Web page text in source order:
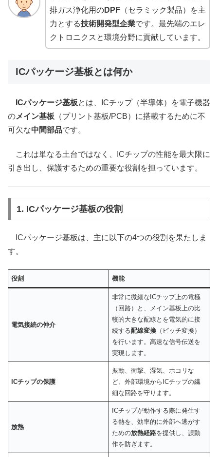
排ガス浄化用のDPF（セラミック製品）を主
力とする技術開発型企業です。最先端のエレ
クトロニクスと環境分野に貢献しています。
ICパッケージ基板とは何か
ICパッケージ基板とは、ICチップ（半導体）を電子機器
のメイン基板 （プリント基板/PCB）に搭載するために不
可欠な中間部品です。
これは単なる土台ではなく、ICチップの性能を最大限に
引き出し、保護するための重要な役割を担っています。
1. ICパッケージ基板の役割
ICパッケージ基板は、主に以下の4つの役割を果たしま
す。
役割 機能
電気接続の仲介
非常に微細なICチップ上の電極
（回路）と、メイン基板上の比
較的大きな配線とを電気的に接
続する配線変換 （ピッチ変換）
を行います。高速な信号伝送を
実現します。
ICチップの保護
振動、衝撃、湿気、ホコリな
ど、外部環境からICチップの繊
細な回路を守ります。
放熱
ICチップが動作する際に発生す
る熱を、効率的に外部へ逃がす
ための放熱経路を提供し、誤動
作を防ぎます。